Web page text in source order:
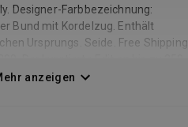
Designer-Farbbezeichnung:
Bund mit Kordelzug. Enthält
Ursprungs. Seide. Free Shipping
auf Luxus-Designer wie Bottega
anzeigen